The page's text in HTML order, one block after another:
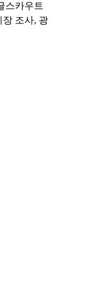
스카우트
장 조사, 광